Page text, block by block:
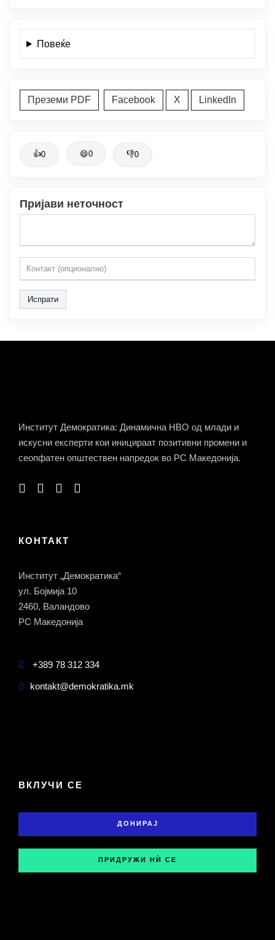
Повеќе
Преземи PDF Facebook X LinkedIn
👍0 😄0 👎0
Пријави неточност
Испрати
Институт Демократика: Динамична НВО од млади и
искусни експерти кои иницираат позитивни промени и
сеопфатен општествен напредок во РС Македонија.
КОНТАКТ
Институт „Демократика“
ул. Бојмија 10
2460, Валандово
РС Македонија
+389 78 312 334
kontakt@demokratika.mk
ВКЛУЧИ СЕ
ДОНИРАЈ
ПРИДРУЖИ НЍ СЕ